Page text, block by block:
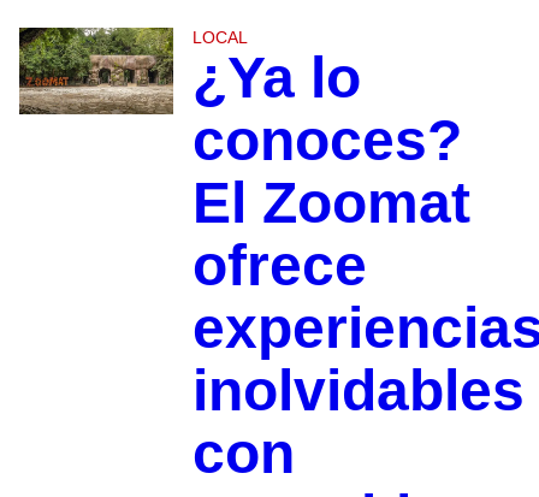
LOCAL
¿Ya lo
conoces?
El Zoomat
ofrece
inolvidables
con